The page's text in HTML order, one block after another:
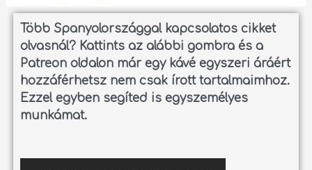
Több Spanyolországgal kapcsolatos cikket
olvasnál? Kattints az alábbi gombra és a
Patreon oldalon már egy kávé egyszeri áráért
hozzáférhetsz nem csak írott tartalmaimhoz.
Ezzel egyben segíted is egyszemélyes
munkámat.